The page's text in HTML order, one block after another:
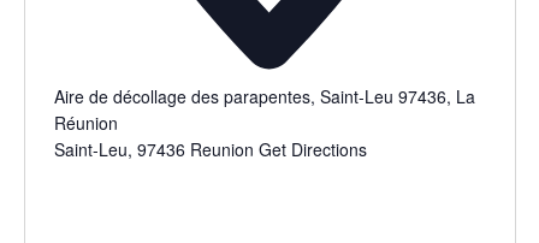
Aire de décollage des parapentes, Saint-Leu 97436, La
Réunion
Saint-Leu, 97436 Reunion Get Directions